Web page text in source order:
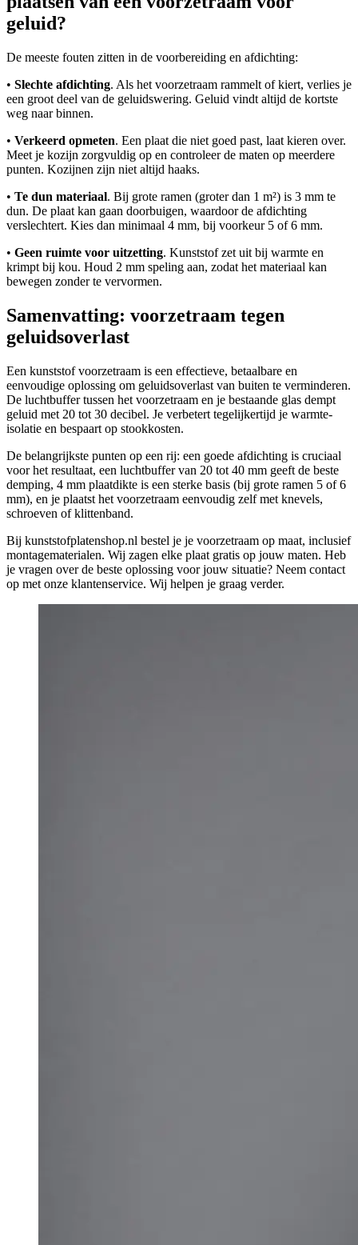
geluid?
De meeste fouten zitten in de voorbereiding en afdichting:
• Slechte afdichting. Als het voorzetraam rammelt of kiert, verlies je
een groot deel van de geluidswering. Geluid vindt altijd de kortste
weg naar binnen.
• Verkeerd opmeten. Een plaat die niet goed past, laat kieren over.
Meet je kozijn zorgvuldig op en controleer de maten op meerdere
punten. Kozijnen zijn niet altijd haaks.
• Te dun materiaal. Bij grote ramen (groter dan 1 m²) is 3 mm te
dun. De plaat kan gaan doorbuigen, waardoor de afdichting
verslechtert. Kies dan minimaal 4 mm, bij voorkeur 5 of 6 mm.
• Geen ruimte voor uitzetting. Kunststof zet uit bij warmte en
krimpt bij kou. Houd 2 mm speling aan, zodat het materiaal kan
bewegen zonder te vervormen.
Samenvatting: voorzetraam tegen
geluidsoverlast
Een kunststof voorzetraam is een effectieve, betaalbare en
eenvoudige oplossing om geluidsoverlast van buiten te verminderen.
De luchtbuffer tussen het voorzetraam en je bestaande glas dempt
geluid met 20 tot 30 decibel. Je verbetert tegelijkertijd je warmte-
isolatie en bespaart op stookkosten.
De belangrijkste punten op een rij: een goede afdichting is cruciaal
voor het resultaat, een luchtbuffer van 20 tot 40 mm geeft de beste
demping, 4 mm plaatdikte is een sterke basis (bij grote ramen 5 of 6
mm), en je plaatst het voorzetraam eenvoudig zelf met knevels,
schroeven of klittenband.
Bij kunststofplatenshop.nl bestel je je voorzetraam op maat, inclusief
montagematerialen. Wij zagen elke plaat gratis op jouw maten. Heb
je vragen over de beste oplossing voor jouw situatie? Neem contact
op met onze klantenservice. Wij helpen je graag verder.